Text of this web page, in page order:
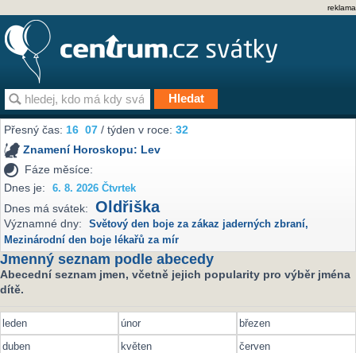
reklama
Přesný čas:16 07 / týden v roce:32
Znamení Horoskopu: Lev
Fáze měsíce:
Dnes je:
6. 8. 2026 Čtvrtek
Dnes má svátek: Oldřiška
Významné dny: Světový den boje za zákaz jaderných zbraní,
Mezinárodní den boje lékařů za mír
Jmenný seznam podle abecedy
Abecední seznam jmen, včetně jejich popularity pro výběr jména
dítě.
leden únor
březen
duben
květen
červen